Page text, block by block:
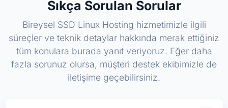
Sıkça Sorulan Sorular
Bireysel SSD Linux Hosting hizmetimizle ilgili
süreçler ve teknik detaylar hakkında merak ettiğiniz
tüm konulara burada yanıt veriyoruz. Eğer daha
fazla sorunuz olursa, müşteri destek ekibimizle de
iletişime geçebilirsiniz.